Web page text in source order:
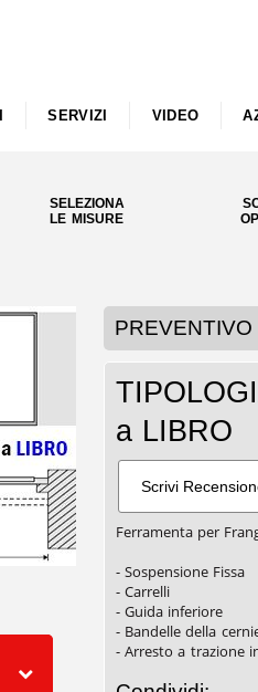
SERVIZI VIDEO
SELEZIONA
LE MISURE
a LIBRO
Ferramenta per
- Sospensione Fissa
- Carrelli
- Guida inferiore
- Bandelle della
- Arresto a trazione